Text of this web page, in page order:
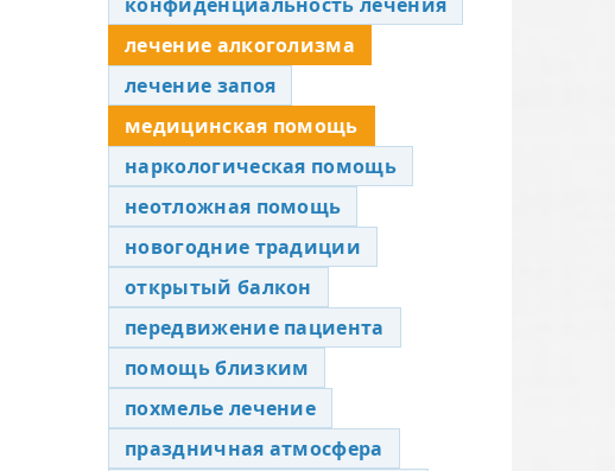
лечение алкоголизма
лечение запоя
медицинская помощь
наркологическая помощь
неотложная помощь
новогодние традиции
открытый балкон
передвижение пациента
помощь близким
похмелье лечение
праздничная атмосфера